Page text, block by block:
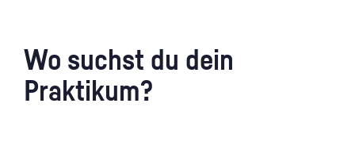
Wo suchst du dein
Praktikum?